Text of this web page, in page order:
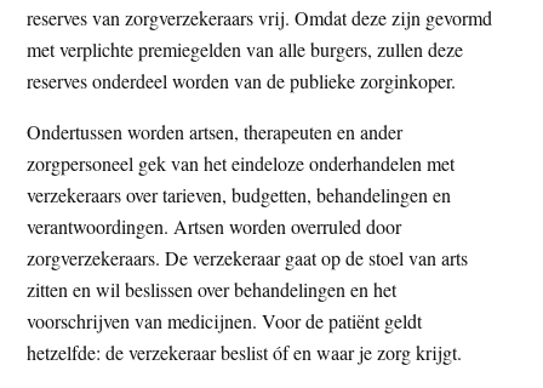
reserves van zorgverzekeraars vrij. Omdat deze zijn gevormd
met verplichte premiegelden van alle burgers, zullen deze
reserves onderdeel worden van de publieke zorginkoper.
Ondertussen worden artsen, therapeuten en ander
zorgpersoneel gek van het eindeloze onderhandelen met
verzekeraars over tarieven, budgetten, behandelingen en
verantwoordingen. Artsen worden overruled door
zorgverzekeraars. De verzekeraar gaat op de stoel van arts
zitten en wil beslissen over behandelingen en het
voorschrijven van medicijnen. Voor de patiënt geldt
hetzelfde: de verzekeraar beslist óf en waar je zorg krijgt.